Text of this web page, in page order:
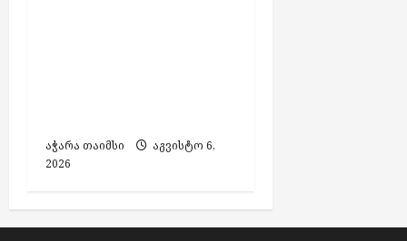
აჭარა თაიმსი
აგვისტო 6,
2026